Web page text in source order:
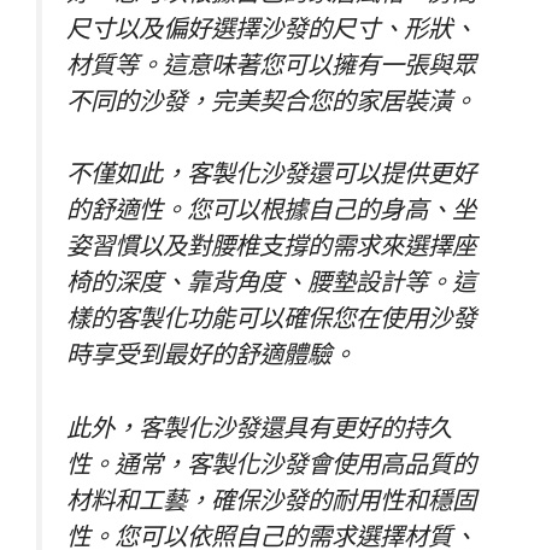
尺寸以及偏好選擇沙發的尺寸、形狀、
材質等。這意味著您可以擁有一張與眾
不同的沙發，完美契合您的家居裝潢。
不僅如此，客製化沙發還可以提供更好
的舒適性。您可以根據自己的身高、坐
姿習慣以及對腰椎支撐的需求來選擇座
椅的深度、靠背角度、腰墊設計等。這
樣的客製化功能可以確保您在使用沙發
時享受到最好的舒適體驗。
此外，客製化沙發還具有更好的持久
性。通常，客製化沙發會使用高品質的
材料和工藝，確保沙發的耐用性和穩固
性。您可以依照自己的需求選擇材質、